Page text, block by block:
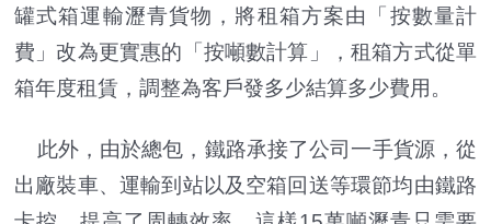
罐式箱運輸瀝青貨物，將租箱方案由「按數量計
費」改為更實惠的「按噸數計算」，租箱方式從單
箱年度租賃，調整為客戶發多少結算多少費用。
此外，由於總包，鐵路承接了公司一手貨源，從
出廠裝車、運輸到站以及空箱回送等環節均由鐵路